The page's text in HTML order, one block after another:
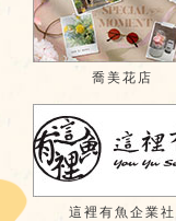
喬美花店
這裡有魚企業社